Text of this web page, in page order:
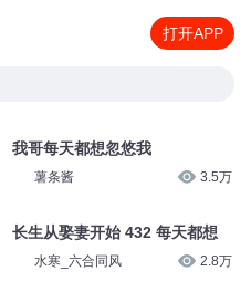
打开APP
我哥每天都想忽悠我
薯条酱 3.5万
长生从娶妻开始 432 每天都想
水寒_六合同风 2.8万